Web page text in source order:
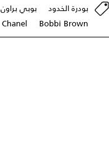
بودرة الخدود بوبي براون
Bobbi Brown
Chanel